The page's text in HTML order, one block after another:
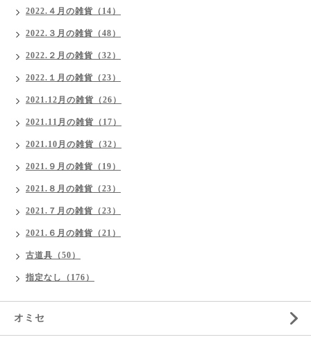
2022.４月の雑貨（14）
2022.３月の雑貨（48）
2022.２月の雑貨（32）
2022.１月の雑貨（23）
2021.12月の雑貨（26）
2021.11月の雑貨（17）
2021.10月の雑貨（32）
2021.９月の雑貨（19）
2021.８月の雑貨（23）
2021.７月の雑貨（23）
2021.６月の雑貨（21）
古道具（50）
指定なし（176）
オミセ